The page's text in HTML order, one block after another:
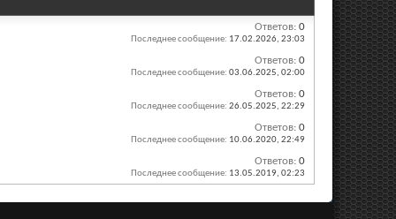
Ответов: 0
Последнее сообщение: 17.02.2026, 23:03
Ответов: 0
Последнее сообщение: 03.06.2025, 02:00
Ответов: 0
Последнее сообщение: 26.05.2025, 22:29
Ответов: 0
Последнее сообщение: 10.06.2020, 22:49
Ответов: 0
Последнее сообщение: 13.05.2019, 02:23